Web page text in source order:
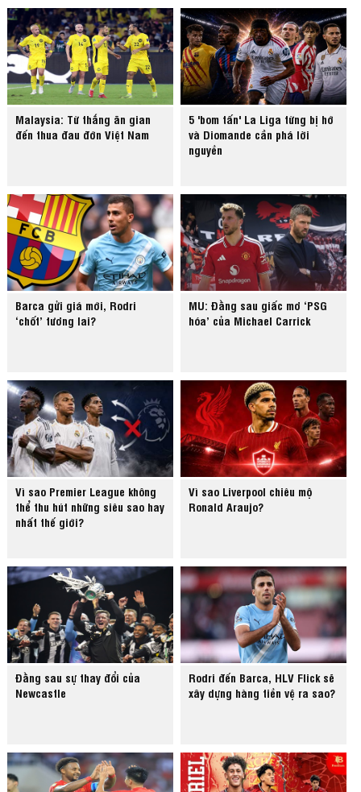
Malaysia: Từ thắng ăn gian
đến thua đau đớn Việt Nam
5 'bom tấn' La Liga từng bị hớ
và Diomande cần phá lời
nguyền
Barca gửi giá mới, Rodri
‘chốt’ tương lai?
MU: Đằng sau giấc mơ ‘PSG
hóa’ của Michael Carrick
Vì sao Premier League không
thể thu hút những siêu sao hay
nhất thế giới?
Vì sao Liverpool chiêu mộ
Ronald Araujo?
Đằng sau sự thay đổi của
Newcastle
Rodri đến Barca, HLV Flick sẽ
xây dựng hàng tiền vệ ra sao?